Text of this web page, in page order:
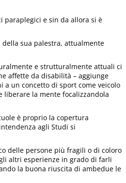
paraplegici e sin da allora si è
sua palestra, attualmente
e strutturalmente attuali ci
affette da disabilità – aggiunge
un concetto di sport come veicolo
liberare la mente focalizzandola
è proprio la copertura
agli Studi si
delle persone più fragili o di coloro
altri esperienze in grado di farli
la buona riuscita di ambedue le